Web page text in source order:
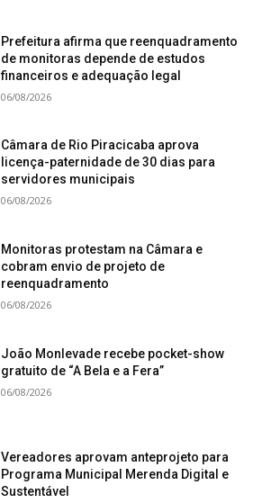
Prefeitura afirma que reenquadramento
de monitoras depende de estudos
financeiros e adequação legal
06/08/2026
Câmara de Rio Piracicaba aprova
licença-paternidade de 30 dias para
servidores municipais
06/08/2026
Monitoras protestam na Câmara e
cobram envio de projeto de
reenquadramento
06/08/2026
João Monlevade recebe pocket-show
gratuito de “A Bela e a Fera”
06/08/2026
Vereadores aprovam anteprojeto para
Programa Municipal Merenda Digital e
Sustentável